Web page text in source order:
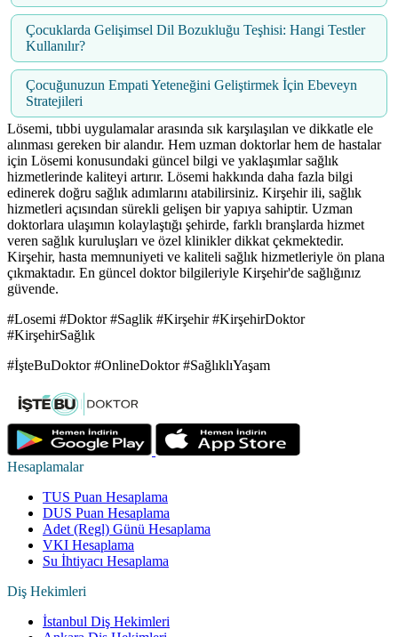
Çocuklarda Gelişimsel Dil Bozukluğu Teşhisi: Hangi Testler
Kullanılır?
Çocuğunuzun Empati Yeteneğini Geliştirmek İçin Ebeveyn
Stratejileri
Lösemi, tıbbi uygulamalar arasında sık karşılaşılan ve dikkatle ele
alınması gereken bir alandır. Hem uzman doktorlar hem de hastalar
için Lösemi konusundaki güncel bilgi ve yaklaşımlar sağlık
hizmetlerinde kaliteyi artırır. Lösemi hakkında daha fazla bilgi
edinerek doğru sağlık adımlarını atabilirsiniz. Kirşehir ili, sağlık
hizmetleri açısından sürekli gelişen bir yapıya sahiptir. Uzman
doktorlara ulaşımın kolaylaştığı şehirde, farklı branşlarda hizmet
veren sağlık kuruluşları ve özel klinikler dikkat çekmektedir.
Kirşehir, hasta memnuniyeti ve kaliteli sağlık hizmetleriyle ön plana
çıkmaktadır. En güncel doktor bilgileriyle Kirşehir'de sağlığınız
güvende.
#Losemi #Doktor #Saglik #Kirşehir #KirşehirDoktor
#KirşehirSağlık
#İşteBuDoktor #OnlineDoktor #SağlıklıYaşam
Hesaplamalar
TUS Puan Hesaplama
DUS Puan Hesaplama
Adet (Regl) Günü Hesaplama
VKI Hesaplama
Su İhtiyacı Hesaplama
Diş Hekimleri
İstanbul Diş Hekimleri